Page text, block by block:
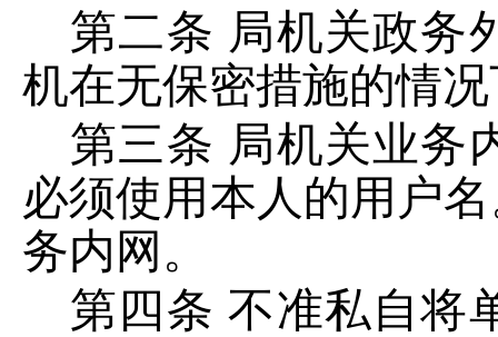
第二条 局机关政务
机在无保密措施的情
第三条 局机关业务
必须使用本人的用户
务内网。
第四条 不准私自将